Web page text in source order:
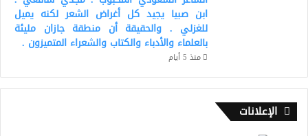
ابن صبيا يجيد كل أغراض الشعر لكنه يميل
للغزلي . والحقيقة أن منطقة جازان مليئة
بالعلماء والأدباء والكتاب والشعراء المتميزون .
منذ 5 أيام
الإعلانات